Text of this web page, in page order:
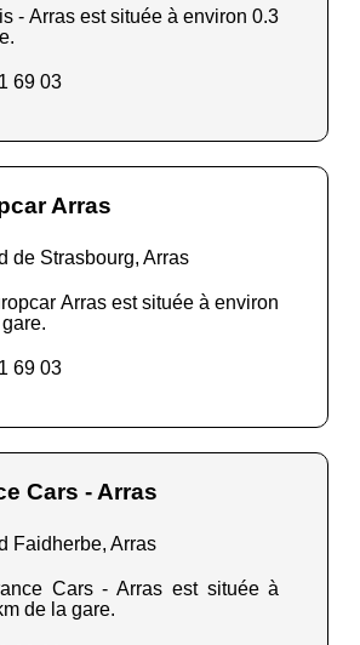
- Arras est située à environ 0.3
69 03
Arras
de Strasbourg, Arras
Arras est située à environ
69 03
Cars - Arras
Faidherbe, Arras
Cars - Arras est située à
de la gare.